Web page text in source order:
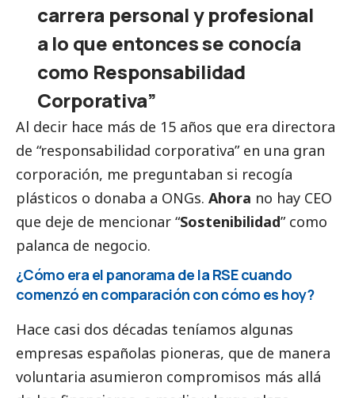
carrera personal y profesional
a lo que entonces se conocía
como Responsabilidad
Corporativa”
Al decir hace más de 15 años que era directora
de “responsabilidad corporativa” en una gran
corporación, me preguntaban si recogía
plásticos o donaba a ONGs. Ahora no hay CEO
que deje de mencionar “Sostenibilidad” como
palanca de negocio.
¿Cómo era el panorama de la RSE cuando
comenzó en comparación con cómo es hoy?
Hace casi dos décadas teníamos algunas
empresas españolas pioneras, que de manera
voluntaria asumieron compromisos más allá